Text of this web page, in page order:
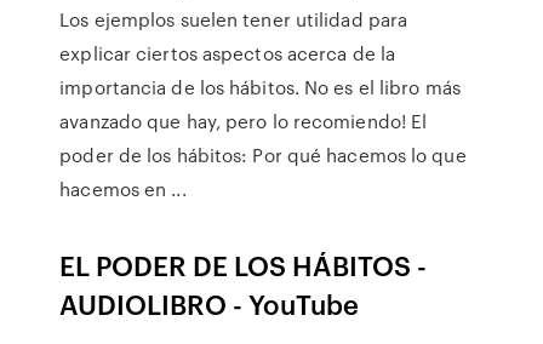
Los ejemplos suelen tener utilidad para
explicar ciertos aspectos acerca de la
importancia de los hábitos. No es el libro más
avanzado que hay, pero lo recomiendo! El
poder de los hábitos: Por qué hacemos lo que
hacemos en ...
EL PODER DE LOS HÁBITOS -
AUDIOLIBRO - YouTube